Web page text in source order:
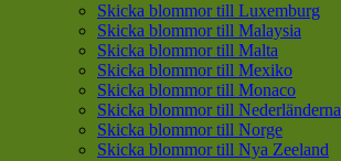
Skicka blommor till Luxemburg
Skicka blommor till Malaysia
Skicka blommor till Malta
Skicka blommor till Mexiko
Skicka blommor till Monaco
Skicka blommor till Nederländerna
Skicka blommor till Norge
Skicka blommor till Nya Zeeland